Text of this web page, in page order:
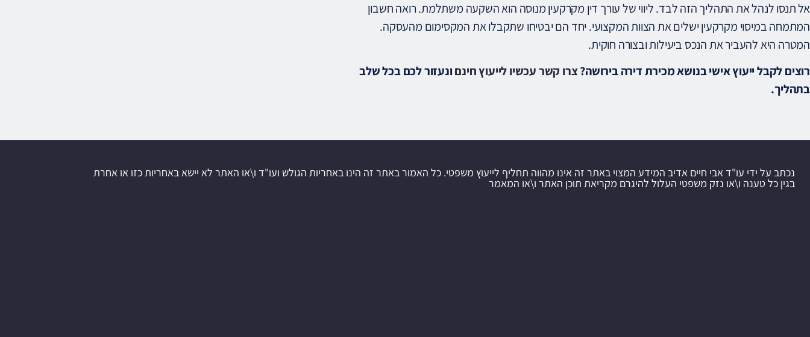
אל תנסו לנהל את התהליך הזה לבד. ליווי של עורך דין מקרקעין מנוסה הוא השקעה משתלמת. רואה חשבון
המתמחה במיסוי מקרקעין ישלים את הצוות המקצועי. יחד הם יבטיחו שתקבלו את המקסימום מהעסקה.
המטרה היא להעביר את הנכס ביעילות ובצורה חוקית.
רוצים לקבל ייעוץ אישי בנושא מכירת דירה בירושה?צרו קשר עכשיו לייעוץ חינםונעזור לכם בכל שלב
בתהליך.
נכתב על ידי עו"ד אבי חיים אדיב המידע המצוי באתר זה אינו מהווה תחליף לייעוץ משפטי. כל האמור באתר זה הינו באחריות הגולש ועו"ד ו\או האתר לא יישא באחריות כזו או אחרת
בגין כל טענה ו\או נזק משפטי העלול להיגרם מקריאת תוכן האתר ו\או המאמר